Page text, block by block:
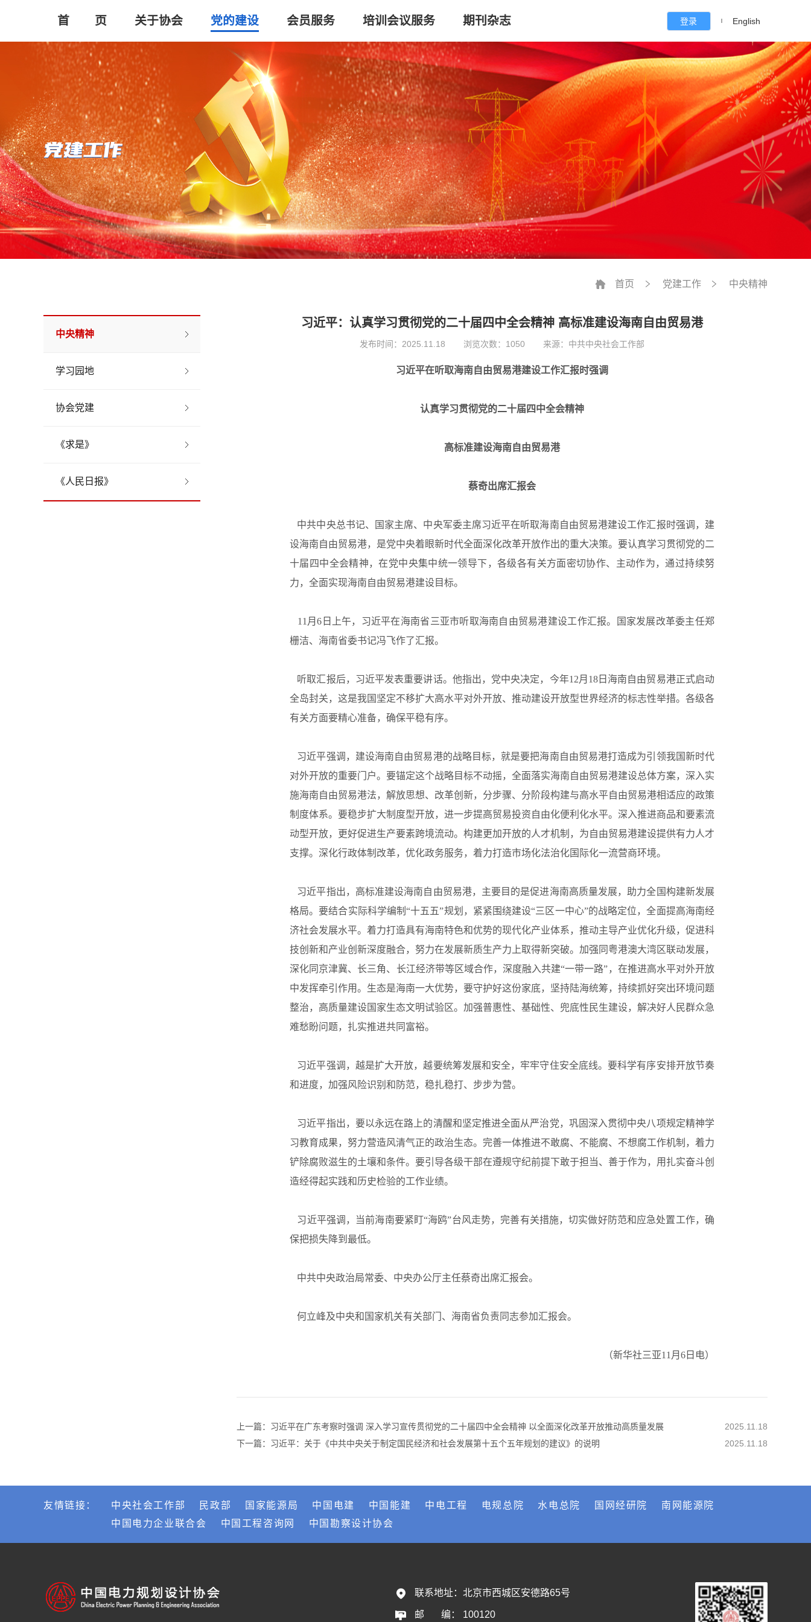
首       页 关于协会 党的建设 会员服务 培训会议服务 期刊杂志 登录 English
党建工作
首页 党建工作 中央精神
中央精神
学习园地
协会党建
《求是》
《人民日报》
习近平：认真学习贯彻党的二十届四中全会精神 高标准建设海南自由贸易港
发布时间： 2025.11.18 浏览次数：1050 来源：中共中央社会工作部
习近平在听取海南自由贸易港建设工作汇报时强调
认真学习贯彻党的二十届四中全会精神
高标准建设海南自由贸易港
蔡奇出席汇报会
中共中央总书记、国家主席、中央军委主席习近平在听取海南自由贸易港建设工作汇报时强调，建
设海南自由贸易港，是党中央着眼新时代全面深化改革开放作出的重大决策。要认真学习贯彻党的二
十届四中全会精神，在党中央集中统一领导下，各级各有关方面密切协作、主动作为，通过持续努
力，全面实现海南自由贸易港建设目标。
11月6日上午，习近平在海南省三亚市听取海南自由贸易港建设工作汇报。国家发展改革委主任郑
栅洁、海南省委书记冯飞作了汇报。
听取汇报后，习近平发表重要讲话。他指出，党中央决定，今年12月18日海南自由贸易港正式启动
全岛封关，这是我国坚定不移扩大高水平对外开放、推动建设开放型世界经济的标志性举措。各级各
有关方面要精心准备，确保平稳有序。
习近平强调，建设海南自由贸易港的战略目标，就是要把海南自由贸易港打造成为引领我国新时代
对外开放的重要门户。要锚定这个战略目标不动摇，全面落实海南自由贸易港建设总体方案，深入实
施海南自由贸易港法，解放思想、改革创新，分步骤、分阶段构建与高水平自由贸易港相适应的政策
制度体系。要稳步扩大制度型开放，进一步提高贸易投资自由化便利化水平。深入推进商品和要素流
动型开放，更好促进生产要素跨境流动。构建更加开放的人才机制，为自由贸易港建设提供有力人才
支撑。深化行政体制改革，优化政务服务，着力打造市场化法治化国际化一流营商环境。
习近平指出，高标准建设海南自由贸易港，主要目的是促进海南高质量发展，助力全国构建新发展
格局。要结合实际科学编制“十五五”规划，紧紧围绕建设“三区一中心”的战略定位，全面提高海南经
济社会发展水平。着力打造具有海南特色和优势的现代化产业体系，推动主导产业优化升级，促进科
技创新和产业创新深度融合，努力在发展新质生产力上取得新突破。加强同粤港澳大湾区联动发展，
深化同京津冀、长三角、长江经济带等区域合作，深度融入共建“一带一路”，在推进高水平对外开放
中发挥牵引作用。生态是海南一大优势，要守护好这份家底，坚持陆海统筹，持续抓好突出环境问题
整治，高质量建设国家生态文明试验区。加强普惠性、基础性、兜底性民生建设，解决好人民群众急
难愁盼问题，扎实推进共同富裕。
习近平强调，越是扩大开放，越要统筹发展和安全，牢牢守住安全底线。要科学有序安排开放节奏
和进度，加强风险识别和防范，稳扎稳打、步步为营。
习近平指出，要以永远在路上的清醒和坚定推进全面从严治党，巩固深入贯彻中央八项规定精神学
习教育成果，努力营造风清气正的政治生态。完善一体推进不敢腐、不能腐、不想腐工作机制，着力
铲除腐败滋生的土壤和条件。要引导各级干部在遵规守纪前提下敢于担当、善于作为，用扎实奋斗创
造经得起实践和历史检验的工作业绩。
习近平强调，当前海南要紧盯“海鸥”台风走势，完善有关措施，切实做好防范和应急处置工作，确
保把损失降到最低。
中共中央政治局常委、中央办公厅主任蔡奇出席汇报会。
何立峰及中央和国家机关有关部门、海南省负责同志参加汇报会。
（新华社三亚11月6日电）
2025.11.18
上一篇：习近平在广东考察时强调 深入学习宣传贯彻党的二十届四中全会精神 以全面深化改革开放推动高质量发展
2025.11.18
下一篇：习近平：关于《中共中央关于制定国民经济和社会发展第十五个五年规划的建议》的说明
友情链接： 中央社会工作部 民政部 国家能源局 中国电建 中国能建 中电工程 电规总院 水电总院 国网经研院
南网能源院
中国电力企业联合会
中国工程咨询网 中国勘察设计协会
联系地址： 北京市西城区安德路65号
邮       编： 100120